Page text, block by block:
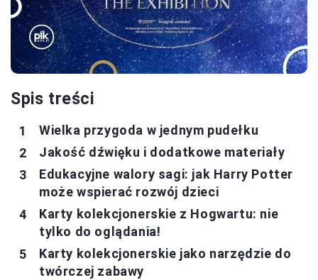
Spis treści
Wielka przygoda w jednym pudełku
Jakość dźwięku i dodatkowe materiały
Edukacyjne walory sagi: jak Harry Potter
może wspierać rozwój dzieci
Karty kolekcjonerskie z Hogwartu: nie
tylko do oglądania!
Karty kolekcjonerskie jako narzędzie do
twórczej zabawy